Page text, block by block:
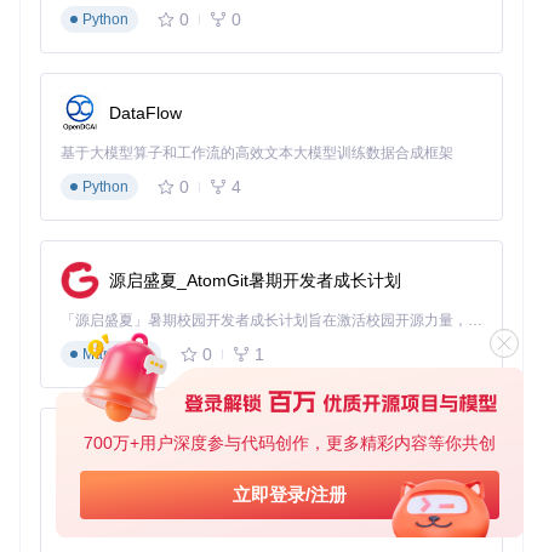
700万+用户深度参与代码创作，更多精彩内容等你共创
立即登录/注册
Python
0 0
DataFlow
基于大模型算子和工作流的高效文本大模型训练数据合成框架
Python
0 4
源启盛夏_AtomGit暑期开发者成长计划
「源启盛夏」暑期校园开发者成长计划旨在激活校园开源力量，通过积分激励、认证扶持、资源倾斜等形式，引导高校组织和开发者完成「入驻 — 建项目 — 做贡献 — 获认证 — 得资源」的完整闭环。无论你是想带领社团入驻平台的组织者，还是希望用代码贡献证明自己的开发者，都能在这里找到属于你的成长路径。
Markdown
0 1
py-xiaozhi
基于Python的Xiaozhi AI，适用于想要完整Xiaozhi体验而无需拥有专用硬件的用户。
Python
0 1